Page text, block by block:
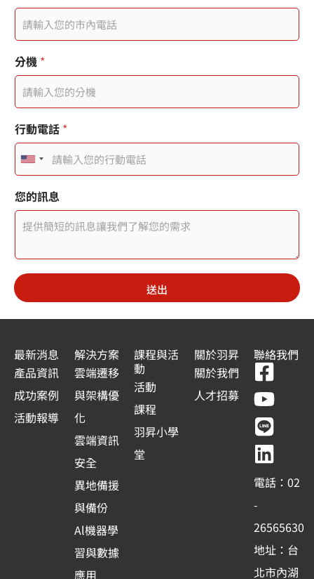
您
的
電
子
件
您
的
訊
息
I
P
分機 *
行動電話 *
U
n
i
t
e
d
S
t
a
t
e
s
您的訊息
送出
最新消息
產品資訊
成功案例
活動報導
解決方案
雲端遷移
與架構優
化
雲端資訊
安全
異地備援
與備份
Al機器學
習與數據
應用
課程與活
動
活動
課程
羽昇小學
堂
關於羽昇
關於我們
人才招募
聯絡我們
F
a
c
e
b
o
o
k
-
s
Y
o
u
t
u
b
e
L
i
n
e
L
i
n
k
e
d
i
n
電話：02
-
26565630
地址：台
北市內湖